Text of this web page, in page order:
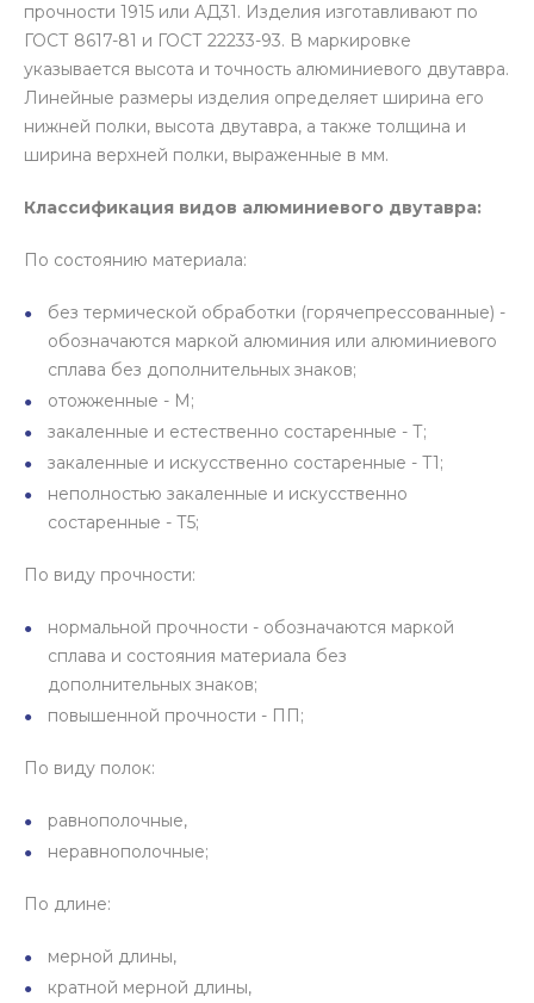
прочности 1915 или АД31. Изделия изготавливают по
ГОСТ 8617-81 и ГОСТ 22233-93. В маркировке
указывается высота и точность алюминиевого двутавра.
Линейные размеры изделия определяет ширина его
нижней полки, высота двутавра, а также толщина и
ширина верхней полки, выраженные в мм.
Классификация видов алюминиевого двутавра:
По состоянию материала:
без термической обработки (горячепрессованные) -
обозначаются маркой алюминия или алюминиевого
сплава без дополнительных знаков;
отожженные - М;
закаленные и естественно состаренные - Т;
закаленные и искусственно состаренные - Т1;
неполностью закаленные и искусственно
состаренные - Т5;
По виду прочности:
нормальной прочности - обозначаются маркой
сплава и состояния материала без
дополнительных знаков;
повышенной прочности - ПП;
По виду полок:
равнополочные,
неравнополочные;
По длине:
мерной длины,
кратной мерной длины,